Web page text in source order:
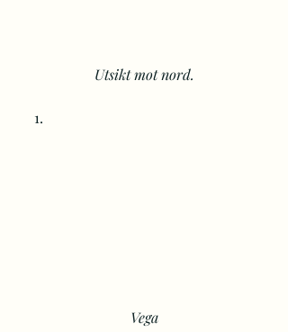
Utsikt mot nord.
Vega